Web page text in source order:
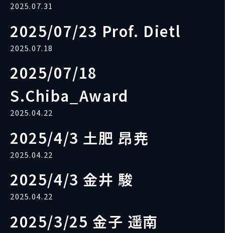
2025.07.31
2025/07/23 Prof. Dietl
2025.07.18
2025/07/18
S.Chiba_Award
2025.04.22
2025/4/3 土肥 昂尭
2025.04.22
2025/4/3 金井 駿
2025.04.22
2025/3/25 金子 遥南